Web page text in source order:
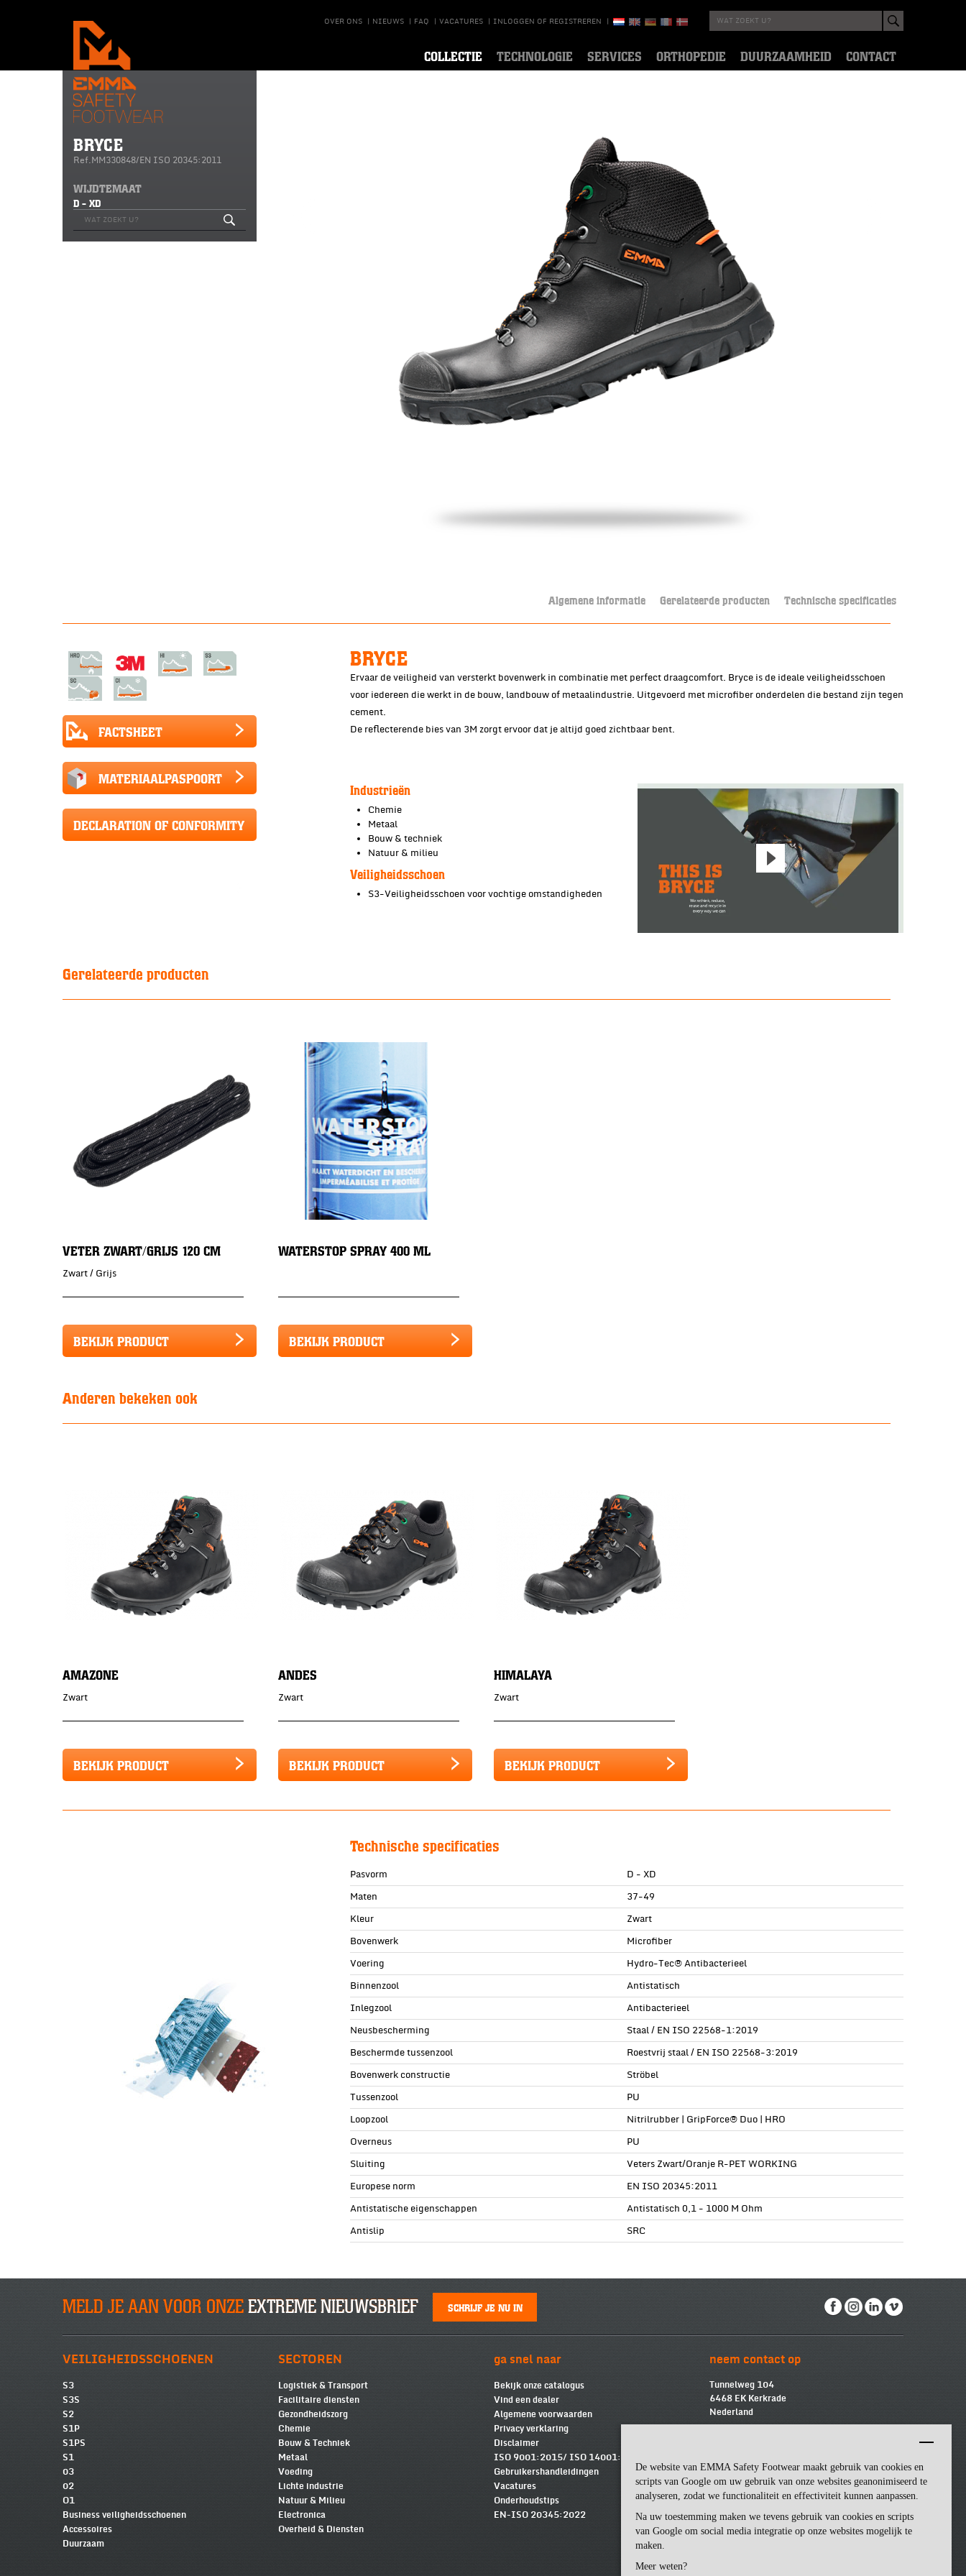
De website van EMMA Safety Footwear maakt gebruik van cookies en
scripts van Google om uw gebruik van onze websites geanonimiseerd te
analyseren, zodat we functionaliteit en effectiviteit kunnen aanpassen.
Na uw toestemming maken we tevens gebruik van cookies en scripts
van Google om social media integratie op onze websites mogelijk te
maken.
Meer weten?
OVER ONS | NIEUWS | FAQ | VACATURES | INLOGGEN OF REGISTREREN |
COLLECTIE TECHNOLOGIE SERVICES ORTHOPEDIE DUURZAAMHEID CONTACT
BRYCE
Ref.MM330848/EN ISO 20345:2011
WIJDTEMAAT
D - XD
Algemene informatie Gerelateerde producten Technische specificaties
FACTSHEET
MATERIAALPASPOORT
DECLARATION OF CONFORMITY
BRYCE
Ervaar de veiligheid van versterkt bovenwerk in combinatie met perfect draagcomfort. Bryce is de ideale veiligheidsschoen
voor iedereen die werkt in de bouw, landbouw of metaalindustrie. Uitgevoerd met microfiber onderdelen die bestand zijn tegen
cement.
De reflecterende bies van 3M zorgt ervoor dat je altijd goed zichtbaar bent.
Industrieën
Chemie
Metaal
Bouw & techniek
Natuur & milieu
Veiligheidsschoen
S3-Veiligheidsschoen voor vochtige omstandigheden
Gerelateerde producten
VETER ZWART/GRIJS 120 CM
Zwart / Grijs
BEKIJK PRODUCT
WATERSTOP SPRAY 400 ML
BEKIJK PRODUCT
Anderen bekeken ook
AMAZONE
Zwart
BEKIJK PRODUCT
ANDES
Zwart
BEKIJK PRODUCT
HIMALAYA
Zwart
BEKIJK PRODUCT
Technische specificaties
Pasvorm
D - XD
Maten
37-49
Kleur
Zwart
Bovenwerk
Microfiber
Voering
Hydro-Tec® Antibacterieel
Binnenzool
Antistatisch
Inlegzool
Antibacterieel
Neusbescherming
Staal / EN ISO 22568-1:2019
Beschermde tussenzool
Roestvrij staal / EN ISO 22568-3:2019
Bovenwerk constructie
Ströbel
Tussenzool
PU
Loopzool
Nitrilrubber | GripForce® Duo | HRO
Overneus
PU
Sluiting
Veters Zwart/Oranje R-PET WORKING
Europese norm
EN ISO 20345:2011
Antistatische eigenschappen
Antistatisch 0,1 - 1000 M Ohm
Antislip
SRC
MELD JE AAN VOOR ONZEEXTREME NIEUWSBRIEF SCHRIJF JE NU IN
VEILIGHEIDSSCHOENEN
S3
S3S
S2
S1P
S1PS
S1
03
02
O1
Business veiligheidsschoenen
Accessoires
Duurzaam
SECTOREN
Logistiek & Transport
Facilitaire diensten
Gezondheidszorg
Chemie
Bouw & Techniek
Metaal
Voeding
Lichte industrie
Natuur & Milieu
Electronica
Overheid & Diensten
ga snel naar
Bekijk onze catalogus
Vind een dealer
Algemene voorwaarden
Privacy verklaring
Disclaimer
ISO 9001:2015/ ISO 14001:2015
Gebruikershandleidingen
Vacatures
Onderhoudstips
EN-ISO 20345:2022
neem contact op
Tunnelweg 104
6468 EK Kerkrade
Nederland
Emma Safety Footwear BV
BTW -nummer: NL852463509B01
KvK-nummer: 57162581